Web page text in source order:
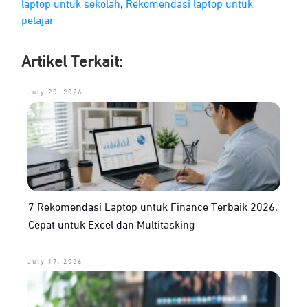
laptop untuk sekolah, Rekomendasi laptop untuk
pelajar
Artikel Terkait:
July 20, 2026
7 Rekomendasi Laptop untuk Finance Terbaik 2026,
Cepat untuk Excel dan Multitasking
July 17, 2026